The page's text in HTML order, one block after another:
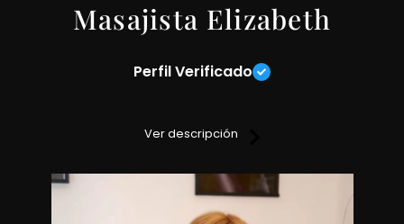
Masajista Elizabeth
Perfil Verificado
molestan o simplemente pasar un momento agradable,
dale a tu cuerpo ese mimo que necesita en una sesión de
Los masajes que realizo son relajantes, descontracturantes y
sensitivos.
Ver descripción